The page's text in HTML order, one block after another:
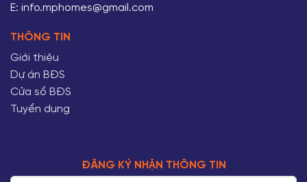
E:info.mphomes@gmail.com
THÔNG TIN
Giới thiệu
Dự án BĐS